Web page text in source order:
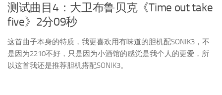
测试曲目4：大卫布鲁贝克《Time out take
five》2分09秒
这首曲子本身的特质，我更喜欢用有味道的胆机配SONIK3，不
是因为2210不好，只是因为小酒馆的感觉是我个人的更爱，所
以这首我还是推荐胆机搭配SONIK3。